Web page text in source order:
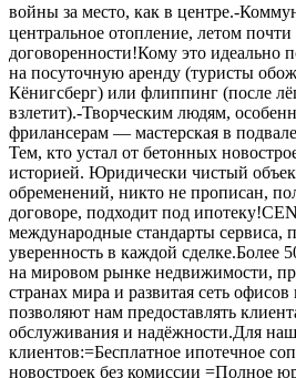
войны за место, как в центре.-
центральное отопление, летом
договоренности!Кому это идеально
на посуточную аренду (туристы
Кёнигсберг) или флиппинг (после
взлетит).-Творческим людям,
фрилансерам — мастерская в
Тем, кто устал от бетонных
историей. Юридически чистый
обременений, никто не прописан,
договоре, подходит под
международные стандарты сервиса,
уверенность в каждой сделке.Более
на мировом рынке недвижимости,
странах мира и развитая сеть
позволяют нам предоставлять
обслуживания и надёжности.Для
клиентов:=Бесплатное ипотечное
новостроек без комиссии =Полное